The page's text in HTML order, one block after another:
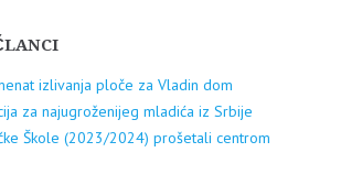
izlivanja ploče za Vladin dom
za najugroženijeg mladića iz Srbije
Škole (2023/2024) prošetali centrom